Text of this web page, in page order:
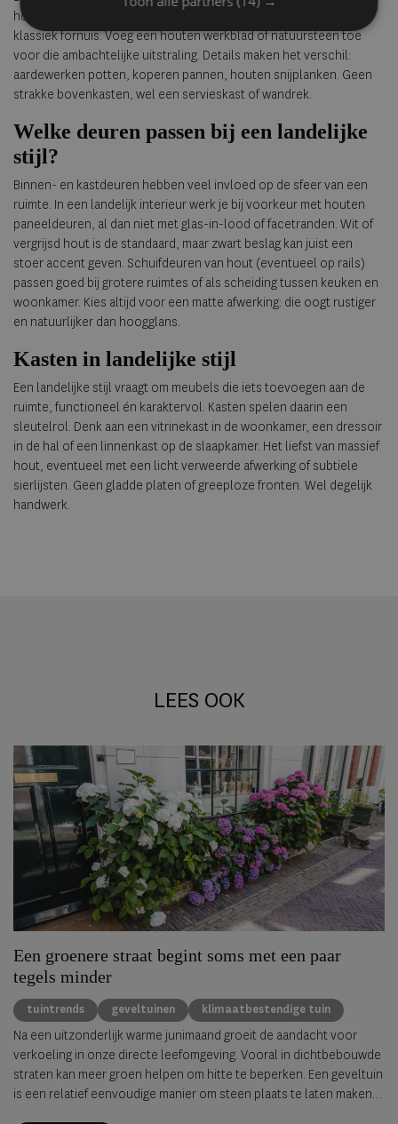
houten fronten, matte verf, open planken en eventueel een
klassiek fornuis. Voeg een houten werkblad of natuursteen toe
voor die ambachtelijke uitstraling. Details maken het verschil:
aardewerken potten, koperen pannen, houten snijplanken. Geen
strakke bovenkasten, wel een servieskast of wandrek.
Welke deuren passen bij een landelijke
stijl?
Binnen- en kastdeuren hebben veel invloed op de sfeer van een
ruimte. In een landelijk interieur werk je bij voorkeur met houten
paneeldeuren, al dan niet met glas-in-lood of facetranden. Wit of
vergrijsd hout is de standaard, maar zwart beslag kan juist een
stoer accent geven. Schuifdeuren van hout (eventueel op rails)
passen goed bij grotere ruimtes of als scheiding tussen keuken en
woonkamer. Kies altijd voor een matte afwerking: die oogt rustiger
en natuurlijker dan hoogglans.
Kasten in landelijke stijl
Een landelijke stijl vraagt om meubels die iets toevoegen aan de
ruimte, functioneel én karaktervol. Kasten spelen daarin een
sleutelrol. Denk aan een vitrinekast in de woonkamer, een dressoir
in de hal of een linnenkast op de slaapkamer. Het liefst van massief
hout, eventueel met een licht verweerde afwerking of subtiele
sierlijsten. Geen gladde platen of greeploze fronten. Wel degelijk
handwerk.
LEES OOK
Een groenere straat begint soms met een paar
tegels minder
tuintrends geveltuinen klimaatbestendige tuin
Na een uitzonderlijk warme junimaand groeit de aandacht voor
verkoeling in onze directe leefomgeving. Vooral in dichtbebouwde
straten kan meer groen helpen om hitte te beperken. Een geveltuin
is een relatief eenvoudige manier om steen plaats te laten maken